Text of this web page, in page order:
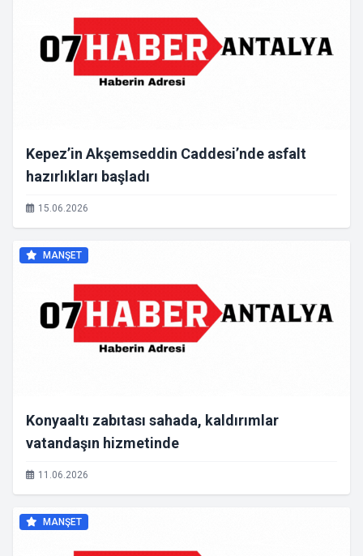
Kepez’in Akşemseddin Caddesi’nde asfalt
hazırlıkları başladı
15.06.2026
MANŞET
Konyaaltı zabıtası sahada, kaldırımlar
vatandaşın hizmetinde
11.06.2026
MANŞET